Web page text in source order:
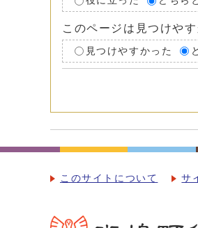
このページは見つけや
見つけやすかった
このサイトについて サ